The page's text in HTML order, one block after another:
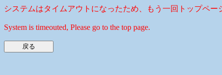
システムはタイムアウトになったため、もう一回トップペー
System is timeouted, Please go to the top page.